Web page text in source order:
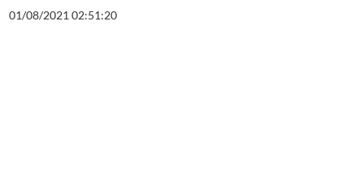
01/08/2021 02:51:20